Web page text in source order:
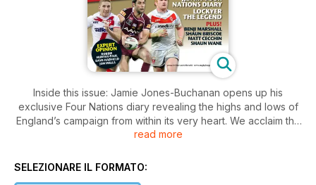
Inside this issue: Jamie Jones-Buchanan opens up his
exclusive Four Nations diary revealing the highs and lows of
England’s campaign from within its very heart. We acclaim the
world’s best player as we unveil the winner of the Golden
World XIII.
read more
SELEZIONARE IL FORMATO: